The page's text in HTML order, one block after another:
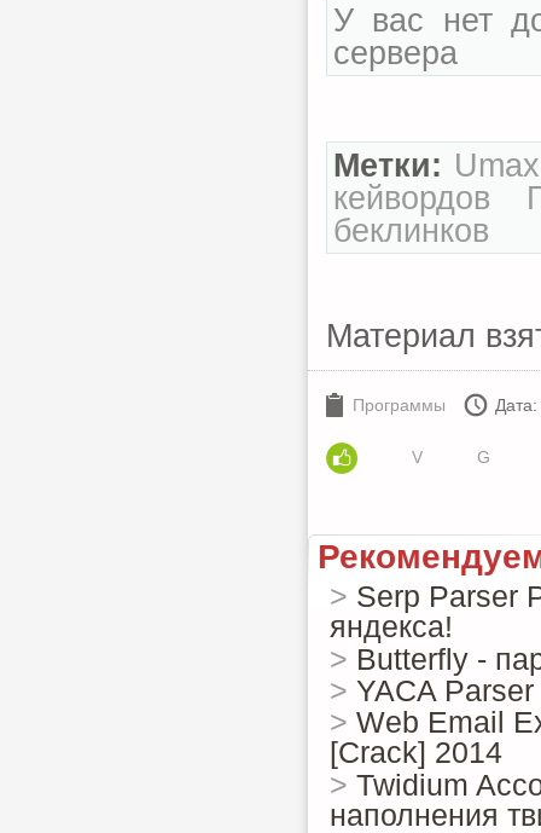
У вас нет
сервера
Метки:
кейвордов
беклинков
Материал
Программы Дата:
V G
> Serp Parser
яндекса!
> Butterfly -
> YACA
> Web Email
[Crack] 2014
> Twidium
наполнения